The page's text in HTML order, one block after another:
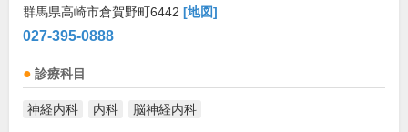
群馬県高崎市倉賀野町6442 [地図]
027-395-0888
診療科目
神経内科 内科 脳神経内科